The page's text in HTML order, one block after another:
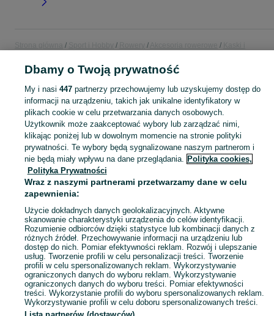
Strona główna Sport i Hobby Rowery Akcesoria rowerowe
Leszno
KATEGORIA
Zobacz
Mapa kategorii
Mapa miejscowości
Mapa ministron
Popularne wyszukiwania
Dbamy o Twoją prywatność
My i nasi 447partnerzy przechowujemy lub uzyskujemy dostęp do
informacji na urządzeniu, takich jak unikalne identyfikatory w
plikach cookie w celu przetwarzania danych osobowych.
Użytkownik może zaakceptować wybory lub zarządzać nimi,
klikając poniżej lub w dowolnym momencie na stronie polityki
prywatności. Te wybory będą sygnalizowane naszym partnerom i
nie będą miały wpływu na dane przeglądania. Polityka cookies,
Polityka Prywatności
Wraz z naszymi partnerami przetwarzamy dane w celu
zapewnienia:
Użycie dokładnych danych geolokalizacyjnych. Aktywne
skanowanie charakterystyki urządzenia do celów identyfikacji.
Rozumienie odbiorców dzięki statystyce lub kombinacji danych z
różnych źródeł. Przechowywanie informacji na urządzeniu lub
dostęp do nich. Pomiar efektywności reklam. Rozwój i ulepszanie
usług. Tworzenie profili w celu personalizacji treści. Tworzenie
profili w celu spersonalizowanych reklam. Wykorzystywanie
ograniczonych danych do wyboru reklam. Wykorzystywanie
ograniczonych danych do wyboru treści. Pomiar efektywności
treści. Wykorzystanie profili do wyboru spersonalizowanych reklam.
Wykorzystywanie profili w celu doboru spersonalizowanych treści.